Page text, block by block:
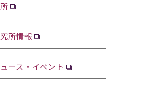
所情報
ース・イベント